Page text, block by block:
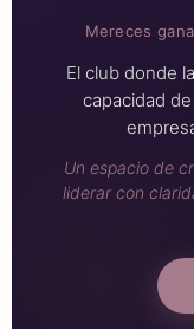
Mereces
El club donde
capacidad
Un espacio de
liderar con